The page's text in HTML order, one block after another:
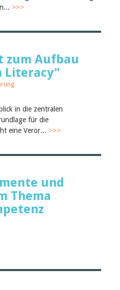
>>>
zum Aufbau
Literacy"
in die zentralen
für die
eine Veror... >>>
und
Thema